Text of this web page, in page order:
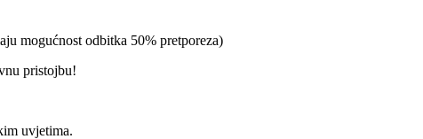
mogućnost odbitka 50% pretporeza)
pristojbu!
uvjetima.